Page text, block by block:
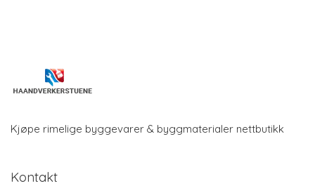
Kjøpe rimelige byggevarer & byggmaterialer nettbutikk
Kontakt